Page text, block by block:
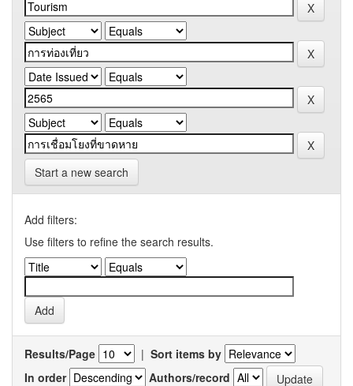
Start a new search
Add filters:
Use filters to refine the search results.
Results/Page | Sort items by
In order
Authors/record